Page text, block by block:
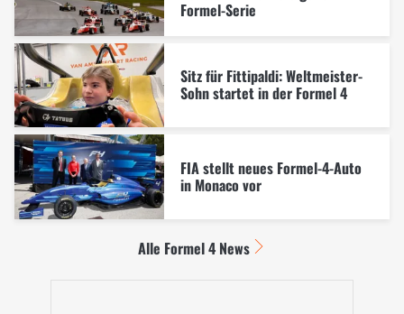
Formel-Serie
Sitz für Fittipaldi: Weltmeister-
Sohn startet in der Formel 4
FIA stellt neues Formel-4-Auto
in Monaco vor
Alle Formel 4 News